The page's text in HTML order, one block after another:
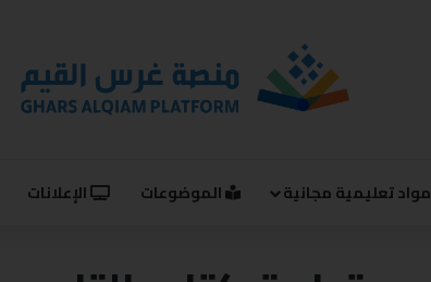
مواد تعليمية مجانية الموضوعات الإعلانات